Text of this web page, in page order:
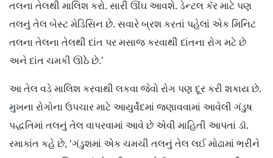
તલના તેલથી માલિશ કરો. સારી ઊંઘ આવશે. ડેન્ટલ કૅર માટે પણ
તલનું તેલ બેસ્ટ મેડિસિન છે. સવારે બ્રશ કરતાં પહેલાં એક મિનિટ
તલના તેલના તેલથી દાંત પર મસાજ કરવાથી દાંતના રોગ મટે છે
અને દાંત ચમકી ઊઠે છે.’
આ તેલ વડે માલિશ કરવાથી લકવા જેવો રોગ પણ દૂર કરી શકાય છે.
મુખના રોગોના ઉપચાર માટે આયુર્વેદમાં જણાવવામાં આવેલી ગંડુષ
પદ્ધતિમાં તલનું તેલ વાપરવામાં આવે છે એવી માહિતી આપતાં ડૉ.
રમાકાંત કહે છે, ‘ગંડુશમાં એક ચમચી તલનું તેલ લઈ મોઢામાં ભરીને